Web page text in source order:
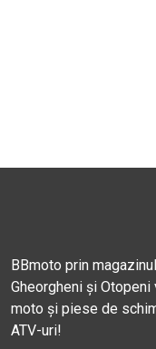
BBmoto prin
Gheorgheni și
moto și piese de
ATV-uri!